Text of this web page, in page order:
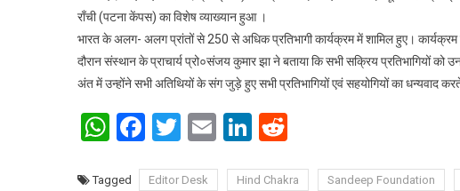
राँची (पटना केंपस) का विशेष व्याख्यान हुआ ।
भारत के अलग- अलग प्रांतों से 250 से अधिक प्रतिभागी कार्यक्रम में शामिल हुए।
दौरान संस्थान के प्राचार्य प्रो०संजय कुमार झा ने बताया कि सभी सक्रिय प्रतिभागियों
अंत में उन्होंने सभी अतिथियों के संग जुड़े हुए सभी प्रतिभागियों एवं सहयोगियों का धन्यवाद
WhatsApp
Facebook
Twitter
EmailLinkedIn
Tagged Editor Desk Hind Chakra Sandeep Foundation